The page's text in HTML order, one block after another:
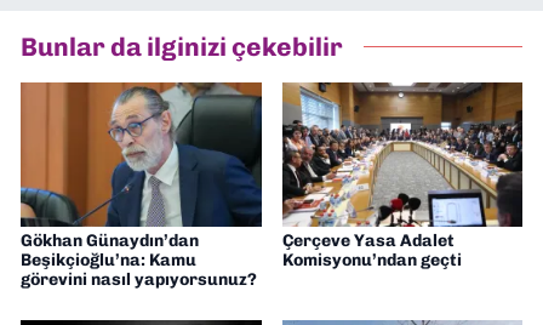
muhabirliği yapıyorum.
Bunlar da ilginizi çekebilir
Gökhan Günaydın’dan
Beşikçioğlu’na: Kamu
görevini nasıl yapıyorsunuz?
Çerçeve Yasa Adalet
Komisyonu’ndan geçti